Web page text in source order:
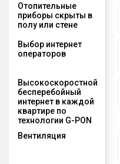
Отопительные
приборы скрыты в
полу или стене
Выбор интернет
операторов
Высокоскоростной
бесперебойный
интернет в каждой
квартире по
технологии G-PON
Вентиляция